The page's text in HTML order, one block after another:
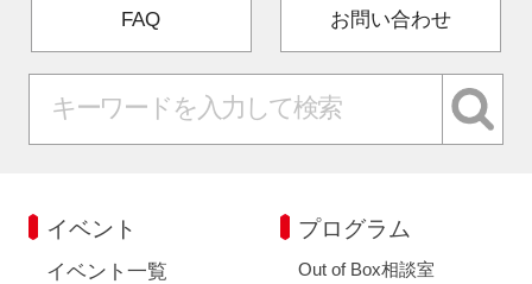
FAQ お問い合わせ
イベント
イベント一覧
プログラム
Out of Box相談室